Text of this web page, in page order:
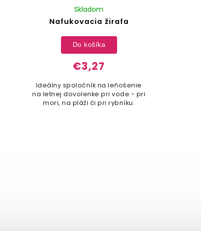
Nafukovacia žirafa
Skladom
€3,27
Do košíka
Ideálny spoločník na leňošenie
na letnej dovolenke pri vode - pri
mori, na pláži či pri rybníku.